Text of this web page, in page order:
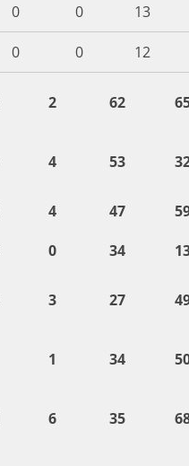
0 0
13
0 0 12
2 62
4 53
4 47
0 34
3 27
1 34
6 35